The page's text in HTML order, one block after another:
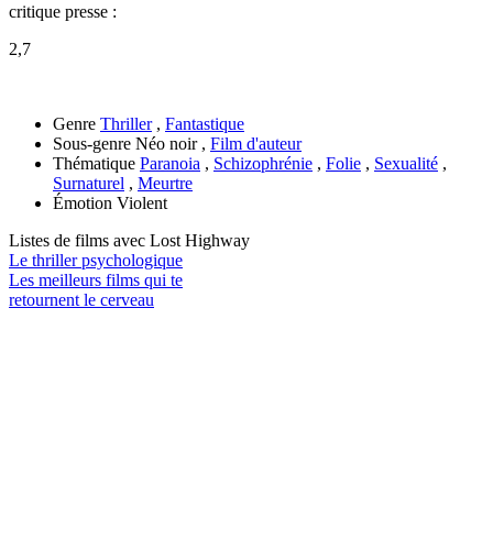
critique presse :
2,7
Genre Thriller, Fantastique
Sous-genre Néo noir , Film d'auteur
Thématique Paranoia , Schizophrénie , Folie , Sexualité ,
Surnaturel , Meurtre
Émotion Violent
Listes de films avec Lost Highway
Le thriller psychologique
Les meilleurs films qui te
retournent le cerveau